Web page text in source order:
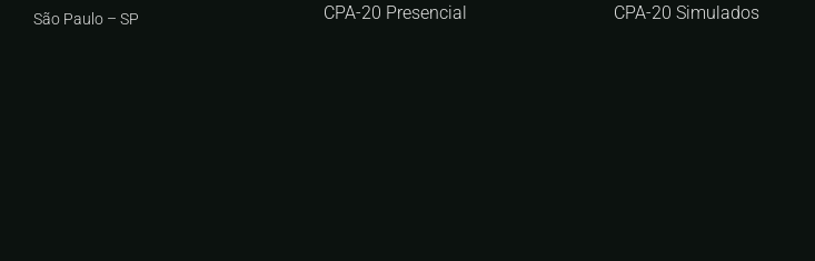
São Paulo – SP
CPA-20 Presencial
CPA-20 Simulados